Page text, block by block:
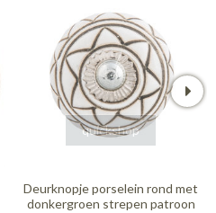
quickshop
Deurknopje porselein rond met
donkergroen strepen patroon